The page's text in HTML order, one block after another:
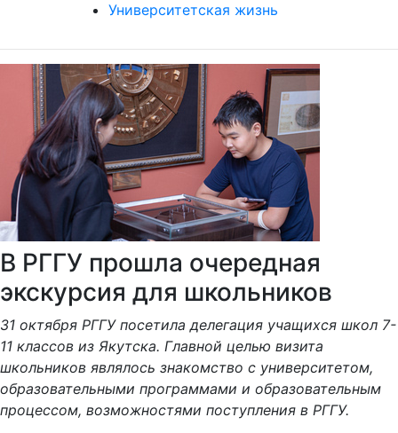
Университетская жизнь
В РГГУ прошла очередная
экскурсия для школьников
31 октября РГГУ посетила делегация учащихся школ 7-
11 классов из Якутска. Главной целью визита
школьников являлось знакомство с университетом,
образовательными программами и образовательным
процессом, возможностями поступления в РГГУ.